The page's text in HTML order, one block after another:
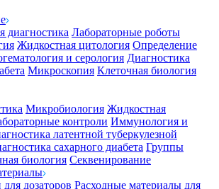
диагностика Лабораторные роботы
Жидкостная цитология Определение
и серология Диагностика
Микроскопия Клеточная биология
Микробиология Жидкостная
контроли Иммунология и
латентной туберкулезной
сахарного диабета Группы
биология Секвенирование
дозаторов Расходные материалы для